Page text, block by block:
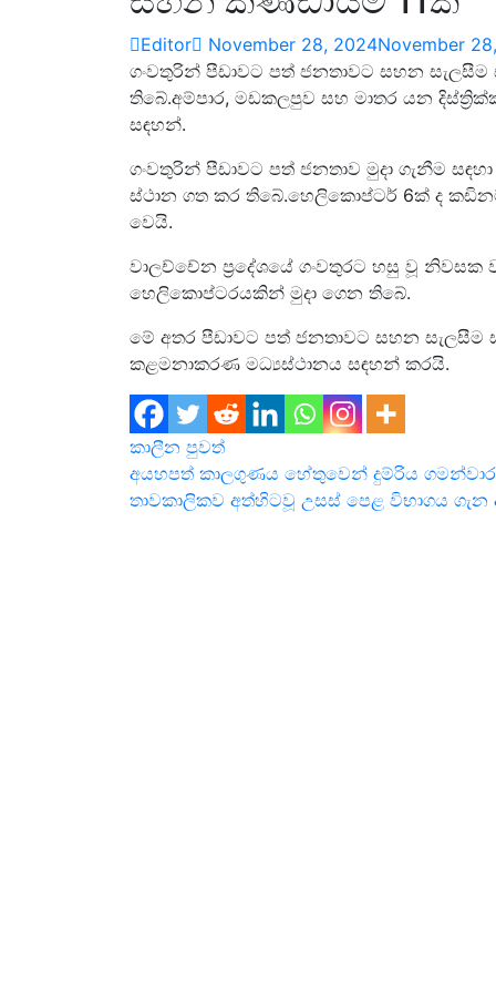
Editor November 28, 2024November
ගංවතුරින් පීඩාවට පත් ජනතාවට සහන
තිබේ.අම්පාර, මඩකලපුව සහ මාතර යන
සඳහන්.
ගංවතුරින් පීඩාවට පත් ජනතාව මුදා ගැනීම
ස්ථාන ගත කර තිබේ.හෙලිකොප්ටර් 6ක් ද
වෙයි.
වාලච්චේන ප්‍රදේශයේ ගංවතුරට හසු වූ
හෙලිකොප්ටරයකින් මුදා ගෙන තිබේ.
මේ අතර පීඩාවට පත් ජනතාවට සහන සැලසීම
කළමනාකරණ මධ්‍යස්ථානය සඳහන් කරයි.
කාලීන පුවත්
Post
navigation
අයහපත් කාලගුණය හේතුවෙන් දුම්රිය
තාවකාලිකව අත්හිටවූ උසස් පෙළ විභාගය ගැන